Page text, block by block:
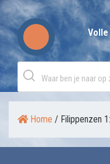
Skip
to
content
Home / Filippenzen